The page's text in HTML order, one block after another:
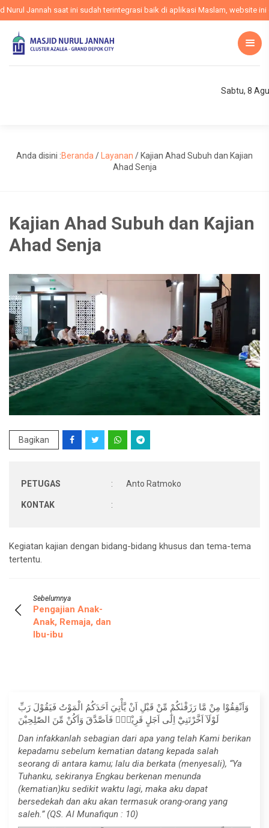
Jannah saat ini sudah terintegrasi baik di aplikasi Maslam, website ini
Sabtu, 8
Anda disini :Beranda / Layanan / Kajian Ahad Subuh dan Kajian
Ahad Senja
Kajian Ahad Subuh dan Kajian
Ahad Senja
Bagikan
PETUGAS : Anto Ratmoko
KONTAK :
Kegiatan kajian dengan bidang-bidang khusus dan tema-tema
tertentu.
Sebelumnya
Pengajian Anak-
Anak, Remaja, dan
Ibu-ibu
وَاَنْفِقُوْا مِنْ مَّا رَزَقْنٰكُمْ مِّنْ قَبْلِ اَنْ يَّأْتِيَ اَحَدَكُمُ الْمَوْتُ فَيَقُوْلَ رَبِّ
لَوْلَآ اَخَّرْتَنِيْٓ اِلٰٓى اَجَلٍ قَرِيْبٍۚ فَاَصَّدَّقَ وَاَكُنْ مِّنَ الصّٰلِحِيْنَ
Dan infakkanlah sebagian dari apa yang telah Kami berikan
kepadamu sebelum kematian datang kepada salah
seorang di antara kamu; lalu dia berkata (menyesali), “Ya
Tuhanku, sekiranya Engkau berkenan menunda
(kematian)ku sedikit waktu lagi, maka aku dapat
bersedekah dan aku akan termasuk orang-orang yang
saleh.” (QS. Al Munafiqun : 10)